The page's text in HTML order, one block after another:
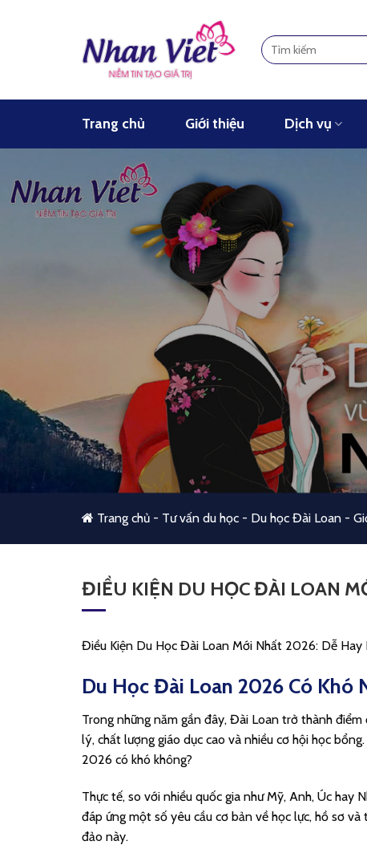
Trang chủ Giới thiệu Dịch vụ
Trang chủ - Tư vấn du học - Du học Đài Loan -
ĐIỀU KIỆN DU HỌC ĐÀI LOAN
Điều Kiện Du Học Đài Loan Mới Nhất 2026: Dễ Hay
Du Học Đài Loan 2026 Có Khó
Trong những năm gần đây, Đài Loan trở thành
lý, chất lượng giáo dục cao và nhiều cơ hội học
2026 có khó không?
Thực tế, so với nhiều quốc gia như Mỹ, Anh, Úc hay
đáp ứng một số yêu cầu cơ bản về học lực, hồ sơ
đảo này.